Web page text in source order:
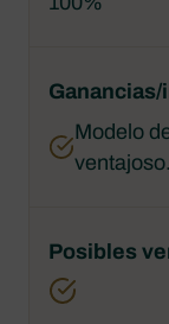
Modelo
ventajoso.